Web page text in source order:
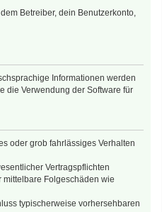
Betreiber, dein Benutzerkonto,
Informationen werden
die Verwendung der Software für
oder grob fahrlässiges Verhalten
Vertragspflichten
Folgeschäden wie
typischerweise vorhersehbaren